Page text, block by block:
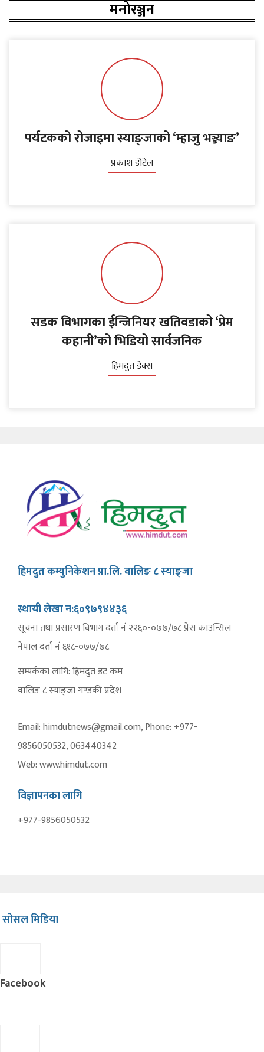
मनोरञ्जन
पर्यटकको रोजाइमा स्याङ्जाको ‘म्हाजु भञ्ज्याङ’
प्रकाश डोटेल
सडक विभागका ईन्जिनियर खतिवडाको ‘प्रेम
कहानी’को भिडियो सार्वजनिक
हिमदुत डेक्स
हिमदुत कम्युनिकेशन प्रा.लि. वालिङ ८ स्याङ्जा
स्थायी लेखा न:६०९७९४४३६
सूचना तथा प्रसारण विभाग दर्ता नं २२६०-०७७/७८ प्रेस काउन्सिल
नेपाल दर्ता नं ६१८-०७७/७८
सम्पर्कका लागि: हिमदुत डट कम
वालिङ ८ स्याङ्जा गण्डकी प्रदेश
Email: himdutnews@gmail.com, Phone: +977-
9856050532, 063440342
Web: www.himdut.com
विज्ञापनका लागि
+977-9856050532
सोसल मिडिया
Facebook